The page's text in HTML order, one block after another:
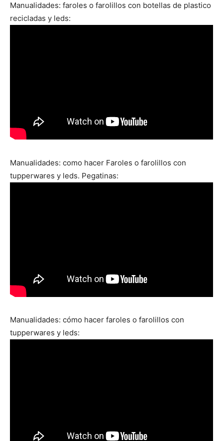
Manualidades: faroles o farolillos con botellas de plastico
recicladas y leds:
Manualidades: como hacer Faroles o farolillos con
tupperwares y leds. Pegatinas:
Manualidades: cómo hacer faroles o farolillos con
tupperwares y leds: